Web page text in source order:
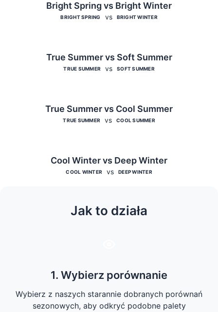
Bright Spring vs Bright Winter
BRIGHT SPRING vs BRIGHT WINTER
True Summer vs Soft Summer
TRUE SUMMER vs SOFT SUMMER
True Summer vs Cool Summer
TRUE SUMMER vs COOL SUMMER
Cool Winter vs Deep Winter
COOL WINTER vs DEEP WINTER
Jak to działa
1. Wybierz porównanie
Wybierz z naszych starannie dobranych porównań
sezonowych, aby odkryć podobne palety